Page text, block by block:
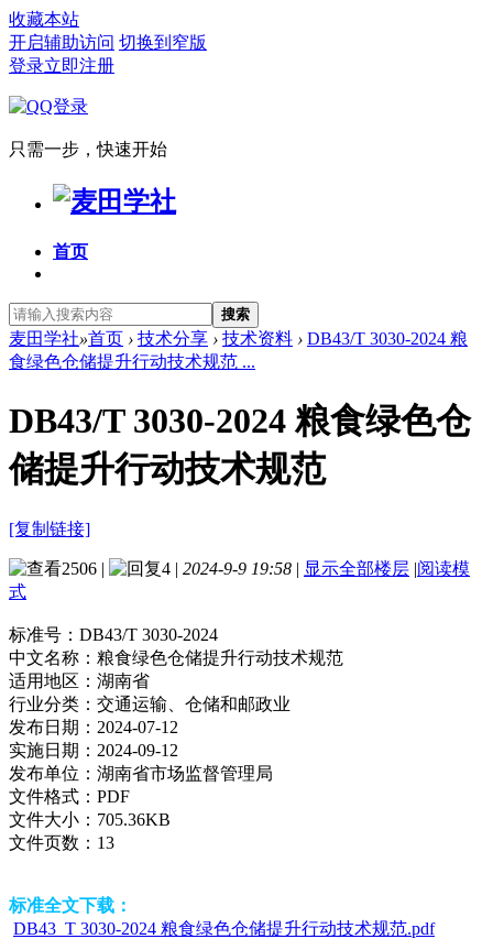
收藏本站
开启辅助访问 切换到窄版
登录立即注册
只需一步，快速开始
首页
搜索
麦田学社»首页 › 技术分享 › 技术资料 › DB43/T 3030-2024 粮
食绿色仓储提升行动技术规范 ...
DB43/T 3030-2024 粮食绿色仓
储提升行动技术规范
[复制链接]
2506 | 4 | 2024-9-9 19:58 | 显示全部楼层 |阅读模
式
标准号： DB43/T 3030-2024
中文名称： 粮食绿色仓储提升行动技术规范
适用地区： 湖南省
行业分类： 交通运输、仓储和邮政业
发布日期： 2024-07-12
实施日期： 2024-09-12
发布单位： 湖南省市场监督管理局
文件格式： PDF
文件大小： 705.36KB
文件页数： 13
标准全文下载：
DB43_T 3030-2024 粮食绿色仓储提升行动技术规范.pdf